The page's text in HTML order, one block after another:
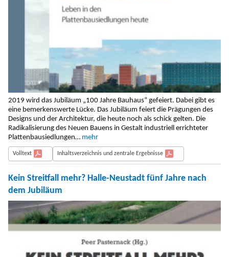
2019 wird das Jubiläum „100 Jahre Bauhaus“ gefeiert. Dabei gibt es
eine bemerkenswerte Lücke. Das Jubiläum feiert die Prägungen des
Designs und der Architektur, die heute noch als schick gelten. Die
Radikalisierung des Neuen Bauens in Gestalt industriell errichteter
Plattenbausiedlungen… mehr
Volltext Inhaltsverzeichnis und zentrale Ergebnisse
Kein Streitfall mehr? Halle-Neustadt fünf Jahre nach
dem Jubiläum